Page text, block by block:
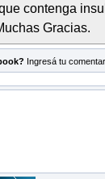
contenga
Gracias.
Ingresá tu